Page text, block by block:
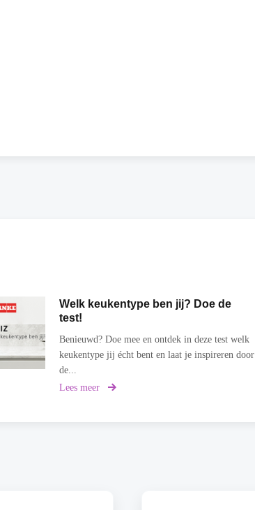
Welk keukentype ben jij? Doe de
test!
Benieuwd? Doe mee en ontdek in deze test welk
keukentype jij écht bent en laat je inspireren door
de...
Lees meer
over